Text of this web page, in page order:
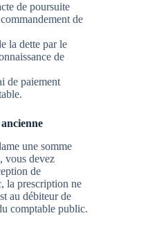
de poursuite
de
la dette par le
de
de paiement
une somme
vous devez
de
la prescription ne
au débiteur de
comptable public.